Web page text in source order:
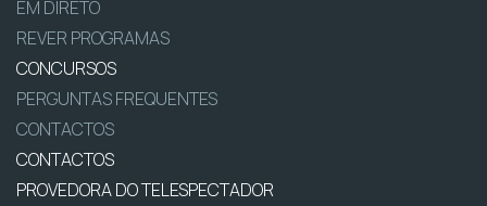
EM DIRETO
REVER PROGRAMAS
CONCURSOS
PERGUNTAS FREQUENTES
CONTACTOS
CONTACTOS
PROVEDORA DO TELESPECTADOR